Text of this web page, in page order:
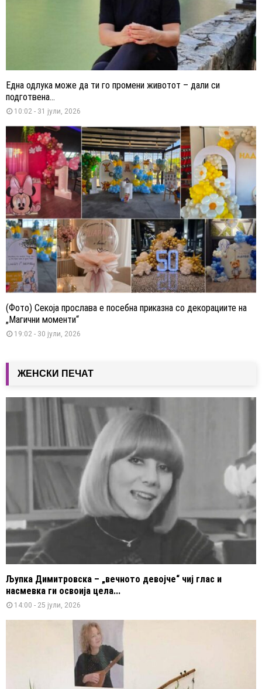
Една одлука може да ти го промени животот – дали си
подготвена...
10:02 - 31 јули, 2026
(Фото) Секоја прослава е посебна приказна со декорациите на
„Магични моменти“
19:02 - 30 јули, 2026
ЖЕНСКИ ПЕЧАТ
Љупка Димитровска – „вечното девојче“ чиј глас и
насмевка ги освоија цела...
14:00 - 25 јули, 2026